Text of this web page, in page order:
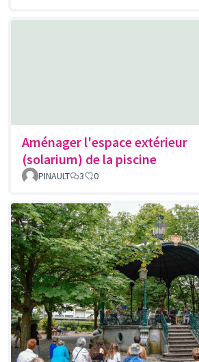
Aménager l'espace extérieur
(solarium) de la piscine
PINAULT 3 0